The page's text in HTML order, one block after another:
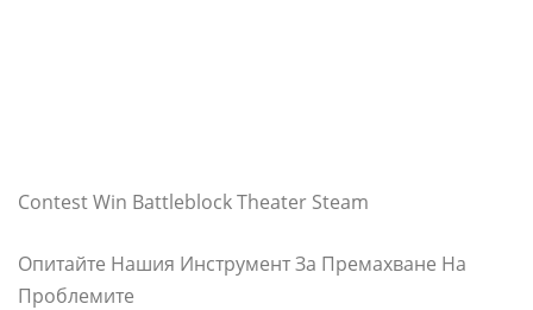
Contest Win Battleblock Theater Steam
Опитайте Нашия Инструмент За Премахване На
Проблемите